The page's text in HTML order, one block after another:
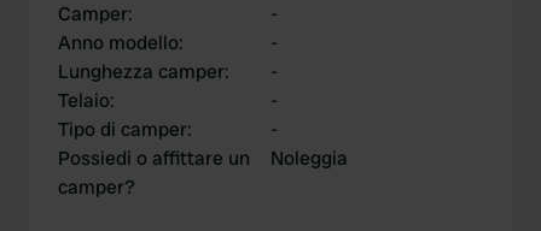
Camper:
-
Anno modello:
-
Lunghezza camper:
-
Telaio:
-
Tipo di camper:
-
Possiedi o affittare un
camper?
Noleggia